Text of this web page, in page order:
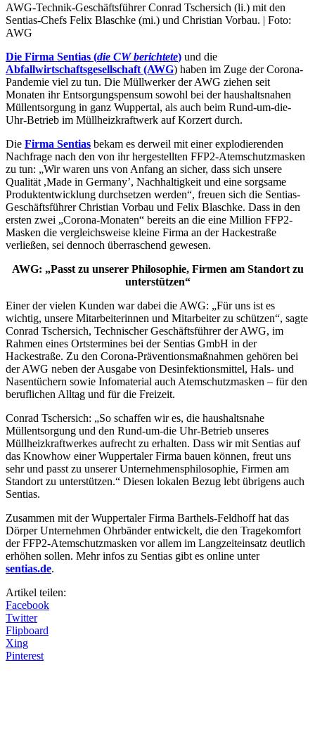
AWG-Technik-Geschäftsführer Conrad Tschersich (li.) mit den
Sentias-Chefs Felix Blaschke (mi.) und Christian Vorbau. | Foto:
AWG
Die Firma Sentias (die CW berichtete) und die
Abfallwirtschaftsgesellschaft (AWG) haben im Zuge der Corona-
Pandemie viel zu tun. Die Müllwerker der AWG ziehen seit
Monaten ihr Entsorgungspensum sowohl bei der haushaltsnahen
Müllentsorgung in ganz Wuppertal, als auch beim Rund-um-die-
Uhr-Betrieb im Müllheizkraftwerk auf Korzert durch.
Die Firma Sentias bekam es derweil mit einer explodierenden
Nachfrage nach den von ihr hergestellten FFP2-Atemschutzmasken
zu tun: „Wir waren uns von Anfang an sicher, dass sich unsere
Qualität ,Made in Germany’, Nachhaltigkeit und eine sorgsame
Produktentwicklung durchsetzen werden“, freuen sich die Sentias-
Geschäftsführer Christian Vorbau und Felix Blaschke. Dass in den
ersten zwei „Corona-Monaten“ bereits an die eine Million FFP2-
Masken die vergleichsweise kleine Firma an der Hackestraße
verließen, sei dennoch überraschend gewesen.
AWG: „Passt zu unserer Philosophie, Firmen am Standort zu
unterstützen“
Einer der vielen Kunden war dabei die AWG: „Für uns ist es
wichtig, unsere Mitarbeiterinnen und Mitarbeiter zu schützen“, sagte
Conrad Tschersich, Technischer Geschäftsführer der AWG, im
Rahmen eines Ortstermines bei der Sentias GmbH in der
Hackestraße. Zu den Corona-Präventionsmaßnahmen gehören bei
der AWG neben der Ausgabe von Desinfektionsmittel, Hals- und
Nasentüchern sowie Infomaterial auch Atemschutzmasken – für den
beruflichen Alltag und für die Freizeit.
Conrad Tschersich: „So schaffen wir es, die haushaltsnahe
Müllentsorgung und den Rund-um-die Uhr-Betrieb unseres
Müllheizkraftwerkes aufrecht zu erhalten. Dass wir mit Sentias auf
das Knowhow einer Wuppertaler Firma bauen können, freut uns
sehr und passt zu unserer Unternehmensphilosophie, Firmen am
Standort zu unterstützen.“ Diesen lokalen Bezug lebt übrigens auch
Sentias.
Zusammen mit der Wuppertaler Firma Barthels-Feldhoff hat das
Dörper Unternehmen Ohrbänder entwickelt, die den Tragekomfort
der FFP2-Atemschutzmasken vor allem im Langzeiteinsatz deutlich
erhöhen sollen. Mehr infos zu Sentias gibt es online unter
sentias.de.
Artikel teilen:
Facebook
Twitter
Flipboard
Xing
Pinterest